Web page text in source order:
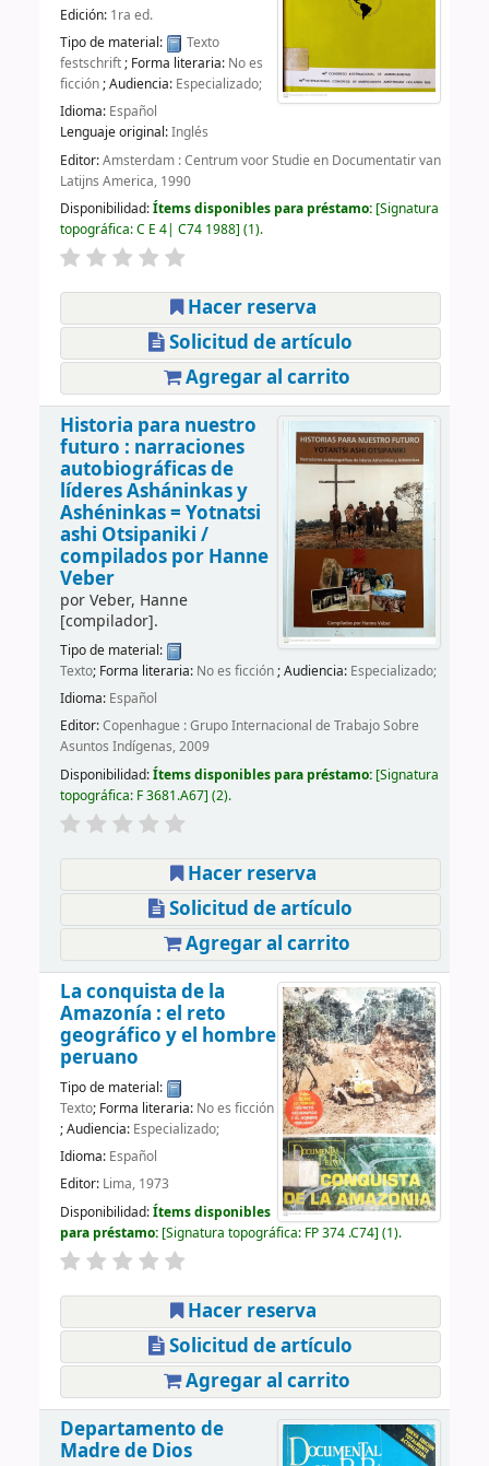
Edición: 1ra ed.
Tipo de material:
Texto
festschrift; Forma literaria: No es
ficción; Audiencia: Especializado;
Idioma: Español
Lenguaje original:Inglés
Editor:Amsterdam : Centrum voor Studie en Documentatir van
Latijns America, 1990
Disponibilidad:Ítems disponibles para préstamo: Signatura
topográfica:C E 4| C74 1988 (1).
Hacer reserva
Solicitud de artículo
Agregar al carrito
Historia para nuestro
futuro : narraciones
autobiográficas de
líderes Asháninkas y
Ashéninkas = Yotnatsi
ashi Otsipaniki /
compilados por Hanne
Veber
porVeber, Hanne
[compilador].
Tipo de material:
Texto; Forma literaria: No es ficción; Audiencia: Especializado;
Idioma: Español
Editor:Copenhague : Grupo Internacional de Trabajo Sobre
Asuntos Indígenas, 2009
Disponibilidad:Ítems disponibles para préstamo: Signatura
topográfica: F 3681.A67 (2).
Hacer reserva
Solicitud de artículo
Agregar al carrito
La conquista de la
Amazonía : el reto
geográfico y el hombre
peruano
Tipo de material:
Texto; Forma literaria: No es ficción
; Audiencia: Especializado;
Idioma: Español
Editor: Lima, 1973
Disponibilidad:Ítems disponibles
para préstamo: Signatura topográfica: FP 374 .C74 (1).
Hacer reserva
Solicitud de artículo
Agregar al carrito
Departamento de
Madre de Dios